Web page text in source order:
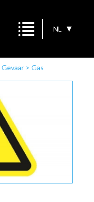
NL
Gevaar> Gas